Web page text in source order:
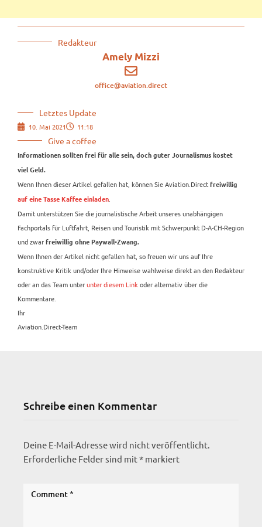
Redakteur
Amely Mizzi
office@aviation.direct
Letztes Update
10. Mai 2021 11:18
Give a coffee
Informationen sollten frei für alle sein, doch guter Journalismus kostet
viel Geld.
Wenn Ihnen dieser Artikel gefallen hat, können Sie Aviation.Direct freiwillig
auf eine Tasse Kaffee einladen
Damit unterstützen Sie die journalistische Arbeit unseres unabhängigen
Fachportals für Luftfahrt, Reisen und Touristik mit Schwerpunkt D-A-CH-Region
und zwar freiwillig ohne Paywall-Zwang.
Wenn Ihnen der Artikel nicht gefallen hat, so freuen wir uns auf Ihre
konstruktive Kritik und/oder Ihre Hinweise wahlweise direkt an den Redakteur
oder an das Team unterunter diesem Link oder alternativ über die
Kommentare.
Ihr
Aviation.Direct-Team
Schreibe einen Kommentar
Deine E-Mail-Adresse wird nicht veröffentlicht.
Erforderliche Felder sind mit* markiert